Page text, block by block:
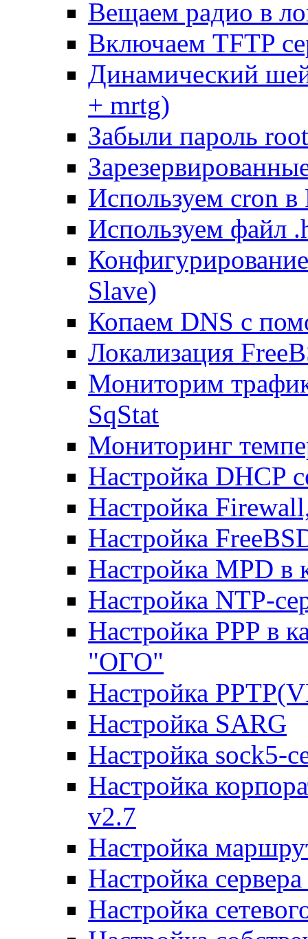
Вещаем радио в
Включаем TFTP
Динамический
+ mrtg)
Забыли пароль
Используем cron в
Используем файл
Slave)
Копаем DNS с
Локализация
Мониторим
SqStat
Мониторинг
Настройка DHCP
Настройка
Настройка
Настройка MPD в
Настройка NTP-
Настройка PPP в
"ОГО"
Настройка
Настройка SARG
Настройка sock5-
Настройка
v2.7
Настройка
Настройка
Настройка